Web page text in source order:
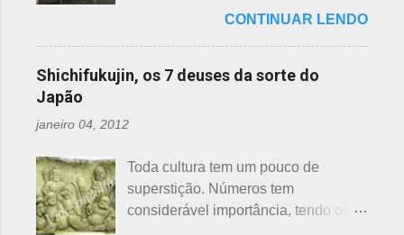
obrigatória, e visto em pouquíssimas
uma opinião, não consultei ninguém
para atender aos nossos insti...
vender a preço baixo. O Japão é um
país que recicla há muitos anos e
leva muito a sério. Em cidades como
panos de limpeza ou enviadas aos
países pobres. Campanhas ou
grupos de ajuda solicitando roupas
usadas aparecem vez ou outra em
nesta >>> postagem e não havia
feito uma exclusiva sobre o assunto,
até porque existem toneladas de
informações pela net. No entanto, a
puxei um antigo rascunho do fundo
idades perigosas, antiga crença com
origem no período Heian. Uma
superstição baseada em trocadilhos,
CONTINUAR LENDO
Shichifukujin, os 7 deuses da sorte do
Japão
janeiro 04, 2012
Toda cultura tem um pouco de
superstição. Números tem
considerável importância, tendo os